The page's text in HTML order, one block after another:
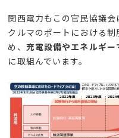
関西電力もこの官民協議会
クルマのポートにおける
め、 充電設備やエネルギ
に取組んでいます。